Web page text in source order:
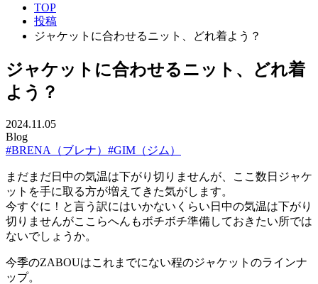
TOP
投稿
ジャケットに合わせるニット、どれ着よう？
ジャケットに合わせるニット、どれ着
よう？
2024.11.05
Blog
#BRENA（ブレナ） #GIM（ジム）
まだまだ日中の気温は下がり切りませんが、ここ数日ジャケ
ットを手に取る方が増えてきた気がします。
今すぐに！と言う訳にはいかないくらい日中の気温は下がり
切りませんがここらへんもボチボチ準備しておきたい所では
ないでしょうか。
今季のZABOUはこれまでにない程のジャケットのラインナ
ップ。